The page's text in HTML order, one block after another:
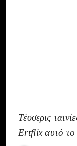
Τέσσερις
Ertflix αυτό